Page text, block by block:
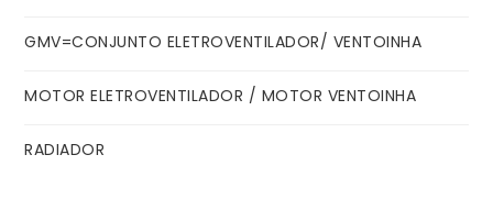
GMV=CONJUNTO ELETROVENTILADOR/ VENTOINHA
MOTOR ELETROVENTILADOR / MOTOR VENTOINHA
RADIADOR